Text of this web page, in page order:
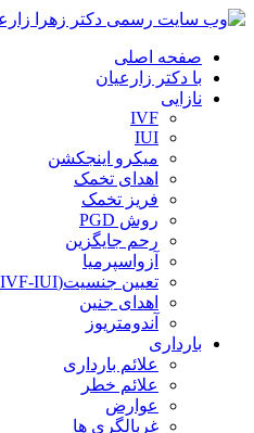
صفحه اصلی
با دکتر زارعیان
نازایی
IVF
IUI
میکرو اینجکشن
اهدای تخمک
فریز تخمک
روش PGD
رحم جایگزین
آزواسپرمیا
تعیین جنسیت(IVF-IUI)
اهدای جنین
آندومتریوز
بارداری
علائم بارداری
علائم خطر
عوارض
غربالگری ها